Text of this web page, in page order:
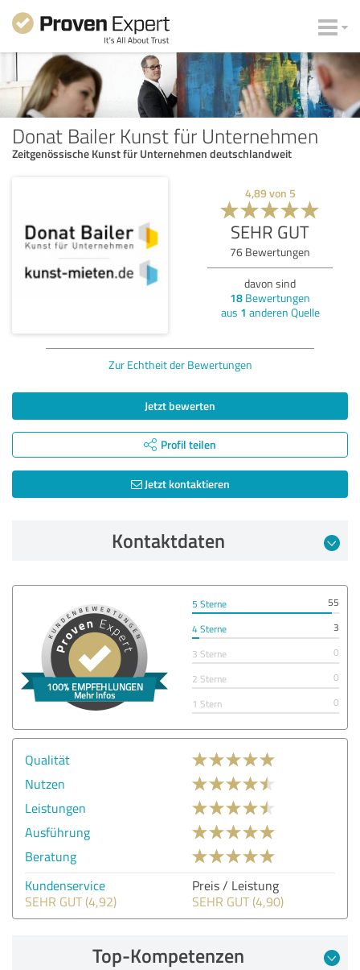
Donat Bailer Kunst für Unternehmen
Zeitgenössische Kunst für Unternehmen deutschlandweit
4,89von 5
SEHR GUT
76 Bewertungen
davon sind
18 Bewertungen
aus 1 anderen Quelle
Zur Echtheit der Bewertungen
Jetzt bewerten
Profil teilen
Jetzt kontaktieren
Kontaktdaten
5 Sterne
55
4 Sterne
3
3 Sterne
0
2 Sterne
0
1 Stern
0
Qualität
Nutzen
Leistungen
Ausführung
Beratung
Kundenservice
SEHR GUT (4,92)
Preis / Leistung
SEHR GUT (4,90)
Top-Kompetenzen